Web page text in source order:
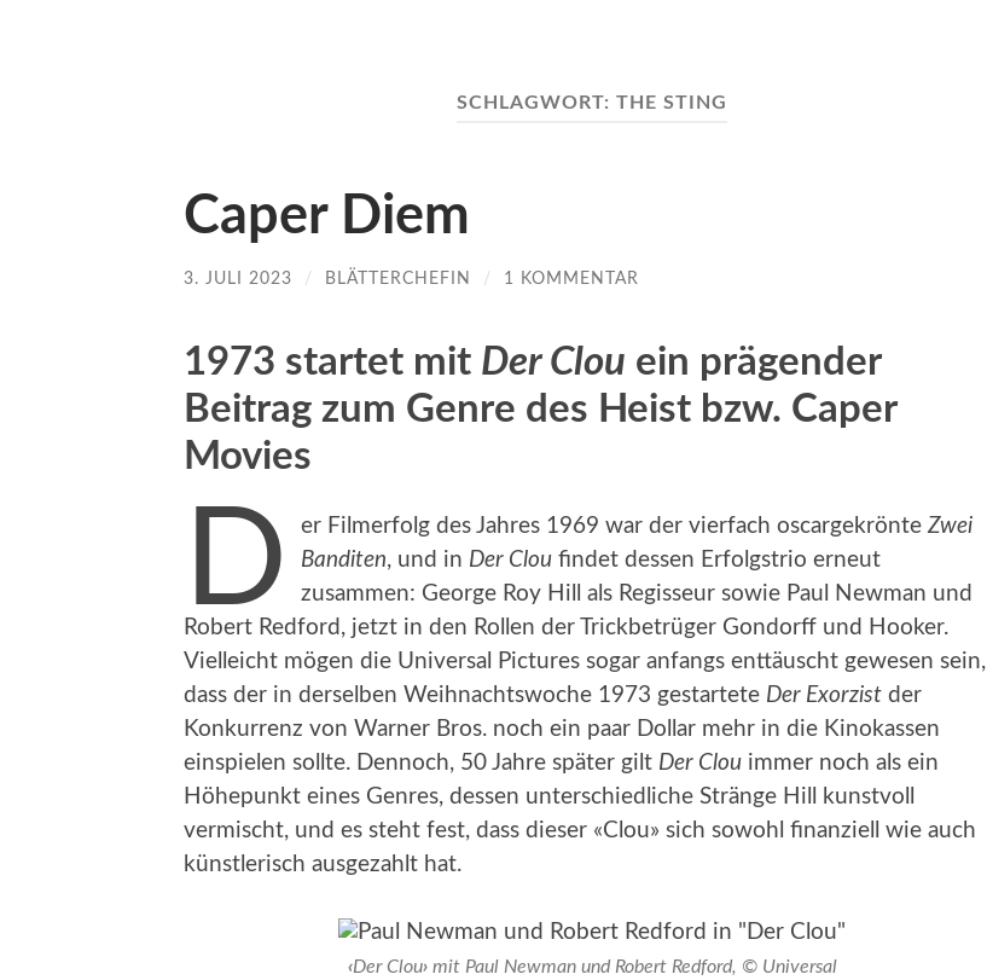
SCHLAGWORT: THE STING
Caper Diem
3. JULI 2023 / BLÄTTERCHEFIN / 1 KOMMENTAR
1973 startet mit Der Clou ein prägender
Beitrag zum Genre des Heist bzw. Caper
Movies
D er Filmerfolg des Jahres 1969 war der vierfach oscargekrönteZwei
Banditen, und in Der Clou findet dessen Erfolgstrio erneut
zusammen: George Roy Hill als Regisseur sowie Paul Newman und
Robert Redford, jetzt in den Rollen der Trickbetrüger Gondorff und Hooker.
Vielleicht mögen die Universal Pictures sogar anfangs enttäuscht gewesen sein,
dass der in derselben Weihnachtswoche 1973 gestartete Der Exorzist der
Konkurrenz von Warner Bros. noch ein paar Dollar mehr in die Kinokassen
einspielen sollte. Dennoch, 50 Jahre später gilt Der Clou immer noch als ein
Höhepunkt eines Genres, dessen unterschiedliche Stränge Hill kunstvoll
vermischt, und es steht fest, dass dieser «Clou» sich sowohl finanziell wie auch
künstlerisch ausgezahlt hat.
‹Der Clou›mit Paul Newman und Robert Redford, © Universal